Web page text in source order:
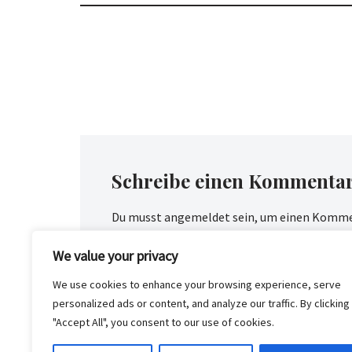
We value your privacy
We use cookies to enhance your browsing experience, serve
personalized ads or content, and analyze our traffic. By clicking
"Accept All", you consent to our use of cookies.
Schreibe einen
Du musstangemeldetsein, um einen